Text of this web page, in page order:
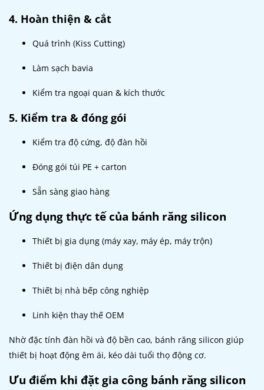
4. Hoàn thiện & cắt
Quá trình (Kiss Cutting)
Làm sạch bavia
Kiểm tra ngoại quan & kích thước
5. Kiểm tra & đóng gói
Kiểm tra độ cứng, độ đàn hồi
Đóng gói túi PE + carton
Sẵn sàng giao hàng
Ứng dụng thực tế của bánh răng silicon
Thiết bị gia dụng (máy xay, máy ép, máy trộn)
Thiết bị điện dân dụng
Thiết bị nhà bếp công nghiệp
Linh kiện thay thế OEM
Nhờ đặc tính đàn hồi và độ bền cao, bánh răng silicon giúp
thiết bị hoạt động êm ái, kéo dài tuổi thọ động cơ.
Ưu điểm khi đặt gia công bánh răng silicon